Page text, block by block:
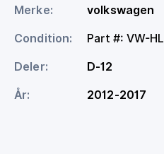
Merke: volkswagen
Condition: Part #: VW-
Deler:
År:
D-12
2012-2017